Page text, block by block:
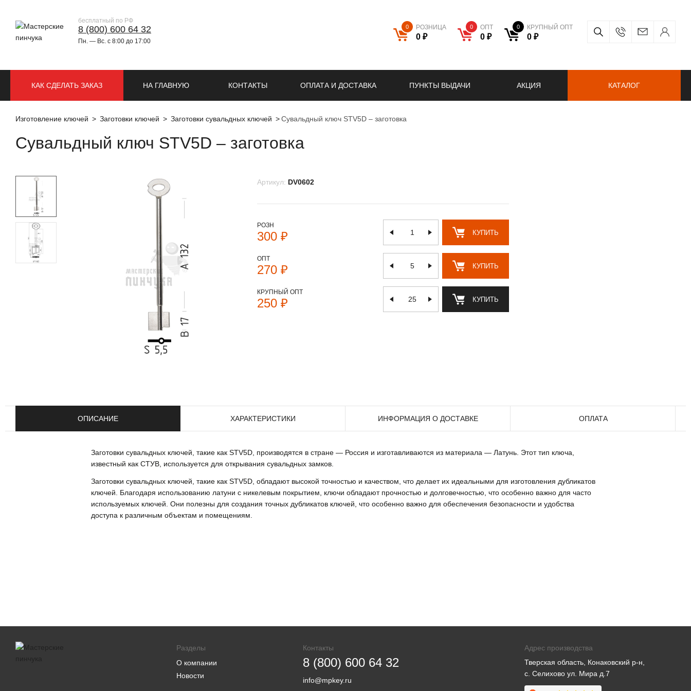
бесплатный по РФ
8 (800) 600 64 32
Пн. — Вс. с 8:00 до 17:00
0 РОЗНИЦА
0 ₽
0 ОПТ
0 ₽
0 КРУПНЫЙ ОПТ
0 ₽
НА ГЛАВНУЮ КОНТАКТЫ ОПЛАТА И ДОСТАВКА ПУНКТЫ ВЫДАЧИ АКЦИЯ
КАК СДЕЛАТЬ ЗАКАЗ КАТАЛОГ
Изготовление ключей Заготовки ключей Заготовки сувальдных ключей Сувальдный ключ STV5D – заготовка
Сувальдный ключ STV5D – заготовка
Артикул: DV0602
РОЗН
300 ₽ КУПИТЬ
ОПТ
270 ₽ КУПИТЬ
КРУПНЫЙ ОПТ
250 ₽ КУПИТЬ
ОПИСАНИЕ ХАРАКТЕРИСТИКИ ИНФОРМАЦИЯ О ДОСТАВКЕ ОПЛАТА
Заготовки сувальдных ключей, такие как STV5D, производятся в стране — Россия и изготавливаются из материала — Латунь. Этот тип ключа,
известный как СТУВ, используется для открывания сувальдных замков.
Заготовки сувальдных ключей, такие как STV5D, обладают высокой точностью и качеством, что делает их идеальными для изготовления дубликатов
ключей. Благодаря использованию латуни с никелевым покрытием, ключи обладают прочностью и долговечностью, что особенно важно для часто
используемых ключей. Они полезны для создания точных дубликатов ключей, что особенно важно для обеспечения безопасности и удобства
доступа к различным объектам и помещениям.
Разделы
О компании
Новости
Контакты
8 (800) 600 64 32
info@mpkey.ru
Адрес производства
Тверская область, Конаковский р-н,
с. Селихово ул. Мира д.7